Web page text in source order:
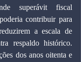
superávit fiscal
contribuir para
a escala de
respaldo histórico.
dos anos oitenta e